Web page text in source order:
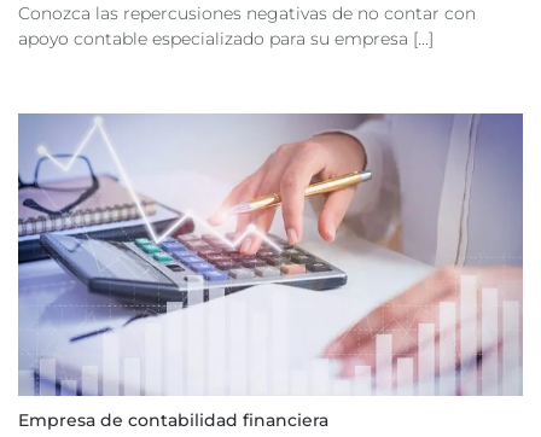
Conozca las repercusiones negativas de no contar con
apoyo contable especializado para su empresa [...]
Empresa de contabilidad financiera